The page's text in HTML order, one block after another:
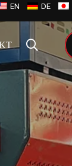
EN DE